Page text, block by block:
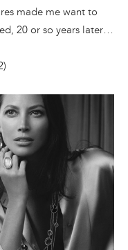
made me want to
20 or so years later…